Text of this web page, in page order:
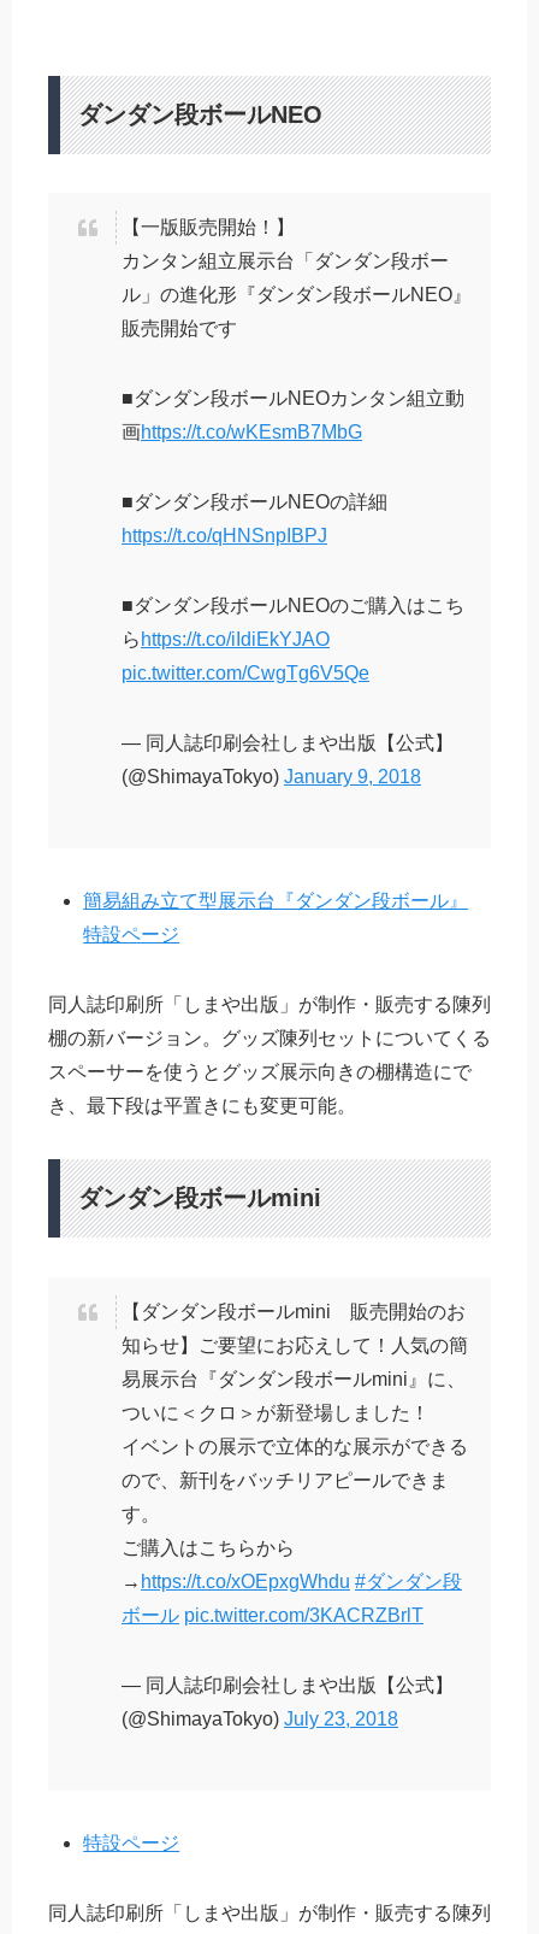
ダンダン段ボールNEO
【一版販売開始！】
カンタン組立展示台「ダンダン段ボー
ル」の進化形『ダンダン段ボールNEO』
販売開始です
■ダンダン段ボールNEOカンタン組立動
画https://t.co/wKEsmB7MbG
■ダンダン段ボールNEOの詳細
https://t.co/qHNSnpIBPJ
■ダンダン段ボールNEOのご購入はこち
ら https://t.co/iIdiEkYJAO
pic.twitter.com/CwgTg6V5Qe
— 同人誌印刷会社しまや出版【公式】
(@ShimayaTokyo) January 9, 2018
簡易組み立て型展示台『ダンダン段ボール』
特設ページ
同人誌印刷所「しまや出版」が制作・販売する陳列
棚の新バージョン。グッズ陳列セットについてくる
スペーサーを使うとグッズ展示向きの棚構造にで
き、最下段は平置きにも変更可能。
ダンダン段ボールmini
【ダンダン段ボールmini 販売開始のお
知らせ】ご要望にお応えして！人気の簡
易展示台『ダンダン段ボールmini』に、
ついに＜クロ＞が新登場しました！
イベントの展示で立体的な展示ができる
ので、新刊をバッチリアピールできま
す。
ご購入はこちらから
→ https://t.co/xOEpxgWhdu #ダンダン段
ボール pic.twitter.com/3KACRZBrlT
— 同人誌印刷会社しまや出版【公式】
(@ShimayaTokyo) July 23, 2018
特設ページ
同人誌印刷所「しまや出版」が制作・販売する陳列